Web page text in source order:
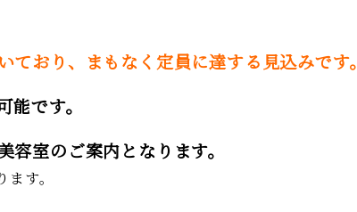
ており、まもなく定員に達する見込みです。
です。
室のご案内となります。
す。